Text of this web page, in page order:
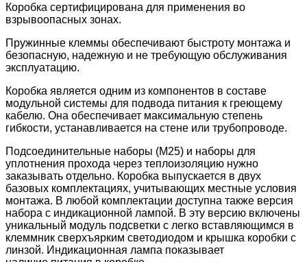
Коробка сертифицирована для применения во
взрывоопасных зонах.
Пружинные клеммы обеспечивают быстроту монтажа и
безопасную, надежную и не требующую обслуживания
эксплуатацию.
Коробка является одним из компонентов в составе
модульной системы для подвода питания к греющему
кабелю. Она обеспечивает максимальную степень
гибкости, устанавливается на стене или трубопроводе.
Подсоединительные наборы (М25) и наборы для
уплотнения прохода через теплоизоляцию нужно
заказывать отдельно. Коробка выпускается в двух
базовых комплектациях, учитывающих местные условия
монтажа. В любой комплектации доступна также версия
набора с индикационной лампой. В эту версию включены
уникальный модуль подсветки с легко вставляющимся в
клеммник сверхъярким светодиодом и крышка коробки с
линзой. Индикационная лампа показывает